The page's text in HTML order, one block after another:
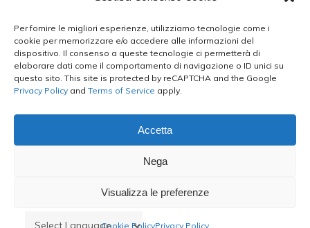
Per fornire le migliori esperienze, utilizziamo tecnologie come i
cookie per memorizzare e/o accedere alle informazioni del
dispositivo. Il consenso a queste tecnologie ci permetterà di
elaborare dati come il comportamento di navigazione o ID unici su
questo sito. This site is protected by reCAPTCHA and the Google
Privacy Policy and Terms of Service apply.
Accetta
Nega
Visualizza le preferenze
Cookie PolicyPrivacy Policy
facebook instagram whatsappphone
email
Le Bontà del Capo ©